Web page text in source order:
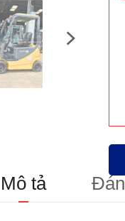
Mô tả